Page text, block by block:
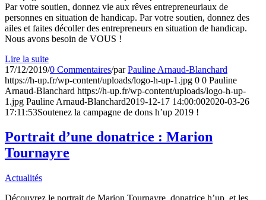
Par votre soutien, donnez vie aux rêves entrepreneuriaux de
personnes en situation de handicap. Par votre soutien, donnez des
ailes et faites décoller des entrepreneurs en situation de handicap.
Nous avons besoin de VOUS !
Lire la suite
17/12/2019/0 Commentaires/parPauline Arnaud-Blanchard
https://h-up.fr/wp-content/uploads/logo-h-up-1.jpg 0 0 Pauline
Arnaud-Blanchard https://h-up.fr/wp-content/uploads/logo-h-up-
1.jpg Pauline Arnaud-Blanchard2019-12-17 14:00:002020-03-26
17:11:53Soutenez la campagne de dons h’up 2019 !
Portrait d’une donatrice : Marion
Tournayre
Actualités